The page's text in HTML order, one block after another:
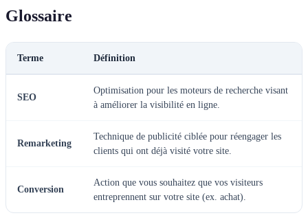
Glossaire
Terme Définition
SEO
Optimisation pour les moteurs de recherche visant
à améliorer la visibilité en ligne.
Remarketing
Technique de publicité ciblée pour réengager les
clients qui ont déjà visité votre site.
Conversion
Action que vous souhaitez que vos visiteurs
entreprennent sur votre site (ex. achat).